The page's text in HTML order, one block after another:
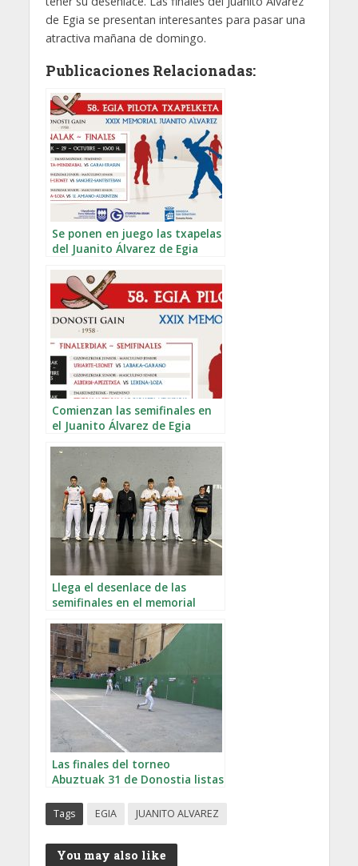
de Egia se presentan interesantes para pasar una
atractiva mañana de domingo.
Publicaciones Relacionadas:
Se ponen en juego las txapelas
del Juanito Álvarez de Egia
Comienzan las semifinales en
el Juanito Álvarez de Egia
Llega el desenlace de las
semifinales en el memorial
Las finales del torneo
Abuztuak 31 de Donostia listas
Tags EGIA JUANITO ALVAREZ
You may also like